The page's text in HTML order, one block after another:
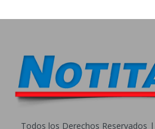
Todos los Derechos Reservados